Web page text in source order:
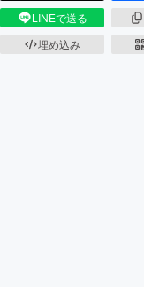
LINEで送る
埋め込み